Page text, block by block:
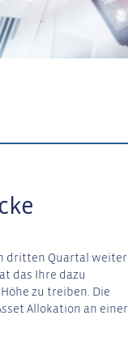
dritten Quartal weiter
das Ihre dazu
zu treiben. Die
Allokation an einer